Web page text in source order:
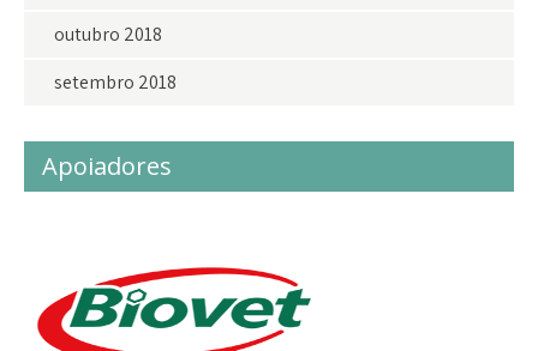
outubro 2018
setembro 2018
Apoiadores